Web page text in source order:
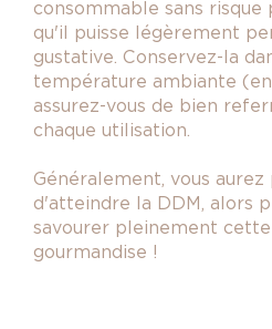
consommable sans risque
qu'il puisse légèrement
gustative. Conservez-la
température ambiante
assurez-vous de bien
chaque utilisation.
Généralement, vous
d'atteindre la DDM, alors
savourer pleinement
gourmandise !